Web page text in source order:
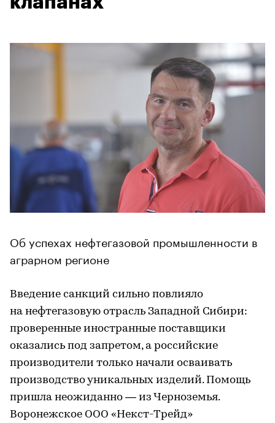
Об успехах нефтегазовой промышленности в
аграрном регионе
Введение санкций сильно повлияло
на нефтегазовую отрасль Западной Сибири:
проверенные иностранные поставщики
оказались под запретом, а российские
производители только начали осваивать
производство уникальных изделий. Помощь
пришла неожиданно — из Черноземья.
Воронежское ООО «Некст-Трейд»